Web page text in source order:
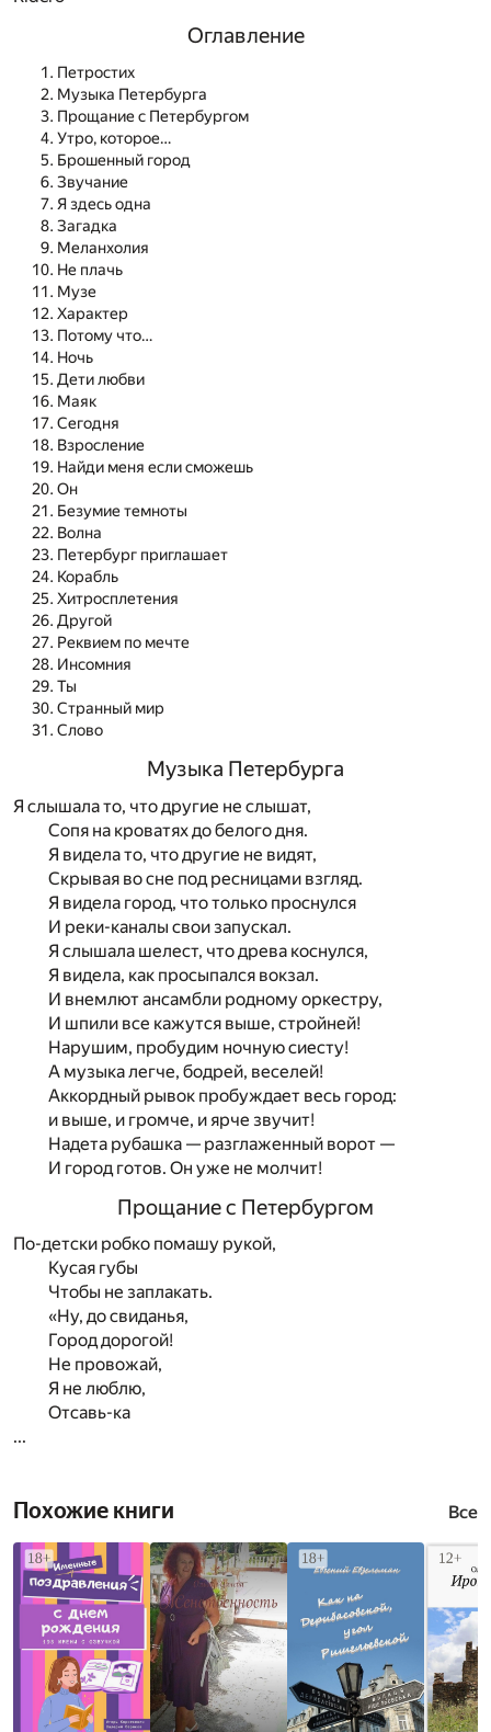
Оглавление
Петростих
Музыка Петербурга
Прощание с Петербургом
Утро, которое…
Брошенный город
Звучание
Я здесь одна
Загадка
Меланхолия
Не плачь
Музе
Характер
Потому что…
Ночь
Дети любви
Маяк
Сегодня
Взросление
Найди меня если сможешь
Он
Безумие темноты
Волна
Петербург приглашает
Корабль
Хитросплетения
Другой
Реквием по мечте
Инсомния
Ты
Странный мир
Слово
Музыка Петербурга
Я слышала то, что другие не слышат,
Сопя на кроватях до белого дня.
Я видела то, что другие не видят,
Скрывая во сне под ресницами взгляд.
Я видела город, что только проснулся
И реки-каналы свои запускал.
Я слышала шелест, что древа коснулся,
Я видела, как просыпался вокзал.
И внемлют ансамбли родному оркестру,
И шпили все кажутся выше, стройней!
Нарушим, пробудим ночную сиесту!
А музыка легче, бодрей, веселей!
Аккордный рывок пробуждает весь город:
и выше, и громче, и ярче звучит!
Надета рубашка — разглаженный ворот —
И город готов. Он уже не молчит!
Прощание с Петербургом
По-детски робко помашу рукой,
Кусая губы
Чтобы не заплакать.
«Ну, до свиданья,
Город дорогой!
Не провожай,
Я не люблю,
Отсавь-ка
...
Похожие книги Все